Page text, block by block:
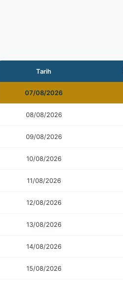
Tarih
07/08/2026
08/08/2026
09/08/2026
10/08/2026
11/08/2026
12/08/2026
13/08/2026
14/08/2026
15/08/2026